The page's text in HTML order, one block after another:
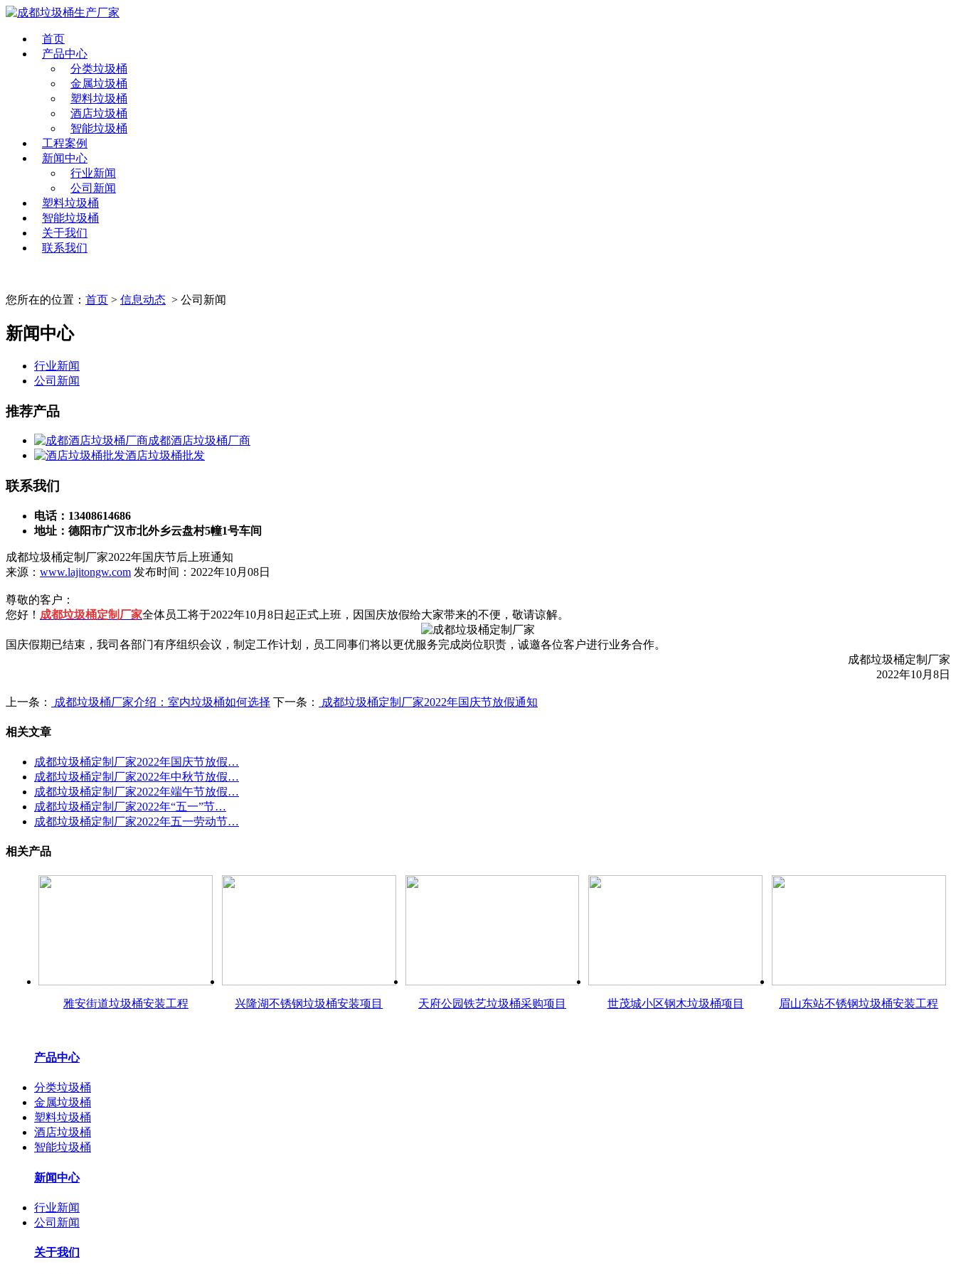
首页
产品中心
分类垃圾桶
金属垃圾桶
塑料垃圾桶
酒店垃圾桶
智能垃圾桶
工程案例
新闻中心
行业新闻
公司新闻
塑料垃圾桶
智能垃圾桶
关于我们
联系我们
您所在的位置： 首页 > 信息动态 > 公司新闻
新闻中心
行业新闻
公司新闻
推荐产品
成都酒店垃圾桶厂商
酒店垃圾桶批发
联系我们
电话：13408614686
地址：德阳市广汉市北外乡云盘村5幢1号车间
成都垃圾桶定制厂家2022年国庆节后上班通知
来源： www.lajitongw.com 发布时间：2022年10月08日
尊敬的客户：
您好！ 成都垃圾桶定制厂家全体员工将于2022年10月8日起正式上班，因国庆放假给大家带来的不便，敬请谅解。
国庆假期已结束，我司各部门有序组织会议，制定工作计划，员工同事们将以更优服务完成岗位职责，诚邀各位客户进行业务合作。
成都垃圾桶定制厂家
2022年10月8日
上一条： 成都垃圾桶厂家介绍：室内垃圾桶如何选择 下一条： 成都垃圾桶定制厂家2022年国庆节放假通知
相关文章
成都垃圾桶定制厂家2022年国庆节放假…
成都垃圾桶定制厂家2022年中秋节放假…
成都垃圾桶定制厂家2022年端午节放假…
成都垃圾桶定制厂家2022年“五一”节…
成都垃圾桶定制厂家2022年五一劳动节…
相关产品
雅安街道垃圾桶安装工程 兴隆湖不锈钢垃圾桶安装项目 天府公园铁艺垃圾桶采购项目 世茂城小区钢木垃圾桶项目 眉山东站不锈钢垃圾桶安装工程
产品中心
分类垃圾桶
金属垃圾桶
塑料垃圾桶
酒店垃圾桶
智能垃圾桶
新闻中心
行业新闻
公司新闻
关于我们